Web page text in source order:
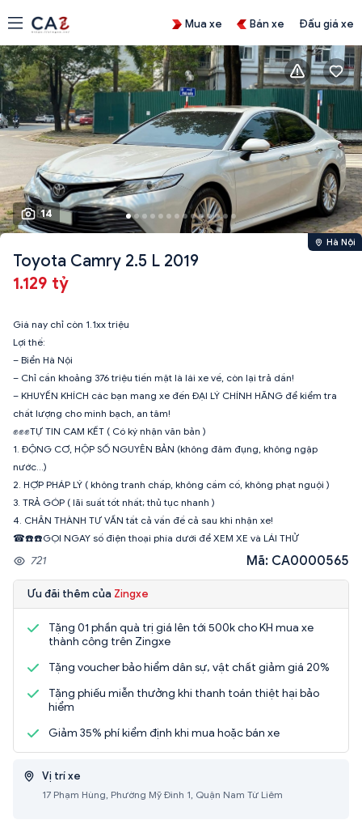
Mua xe Bán xe Đấu giá xe
14
Hà Nội
Toyota Camry 2.5 L 2019
1.129 tỷ
Giá nay chỉ còn 1.1xx triệu
Lợi thế:
– Biển Hà Nội
– Chỉ cần khoảng 376 triệu tiền mặt là lái xe về, còn lại trả dần!
– KHUYẾN KHÍCH các bạn mang xe đến ĐẠI LÝ CHÍNH HÃNG để kiểm tra
chất lượng cho minh bạch, an tâm!
✊✊✊TỰ TIN CAM KẾT ( Có ký nhận văn bản )
1. ĐỘNG CƠ, HỘP SỐ NGUYÊN BẢN (không đâm đụng, không ngập
nước…)
2. HỢP PHÁP LÝ ( không tranh chấp, không cầm cố, không phạt nguội )
3. TRẢ GÓP ( lãi suất tốt nhất; thủ tục nhanh )
4. CHÂN THÀNH TƯ VẤN tất cả vấn đề cả sau khi nhận xe!
☎☎️☎️GỌI NGAY số điện thoại phía dưới để XEM XE và LÁI THỬ
721 Mã: CA0000565
Ưu đãi thêm của Zingxe
Tặng 01 phần quà trị giá lên tới 500k cho KH mua xe
thành công trên Zingxe
Tặng voucher bảo hiểm dân sự, vật chất giảm giá 20%
Tặng phiếu miễn thưởng khi thanh toán thiệt hại bảo
hiểm
Giảm 35% phí kiểm định khi mua hoặc bán xe
Vị trí xe
17 Phạm Hùng, Phường Mỹ Đình 1, Quận Nam Từ Liêm